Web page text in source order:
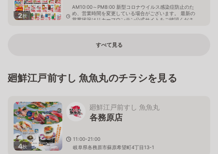
2枚
AM10:00～PM8:00 新型コロナウイルス感染症防止のた
め、営業時間を変更している場合がございます。 最新の
営業状況はリカーマウンテン公式サイトをご確認くださ
すべて見る
廻鮮江戸前すし 魚魚丸のチラシを見る
4枚
廻鮮江戸前すし 魚魚丸
各務原店
11:00-21:00
岐阜県各務原市蘇原希望町4丁目13-1